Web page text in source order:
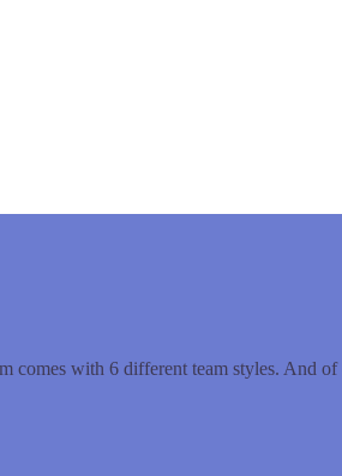
comes with 6 different team styles. And